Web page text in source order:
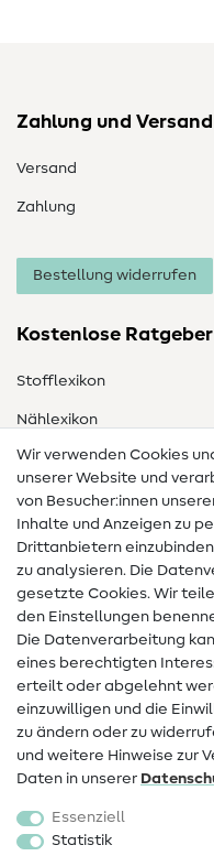
Zahlung und Versand
Versand
Zahlung
Bestellung widerrufen
Kostenlose Ratgeber
Stofflexikon
Nählexikon
Nähanleitungen
Hilfe & Kontakt
Kontakt
Infos zum
Widerrufsrecht
Beliebt
Stoffe
Sale
Wir verwenden Cookies
unserer Website und
von Besucher:innen
Inhalte und Anzeigen zu
Drittanbietern
zu analysieren. Die
gesetzte Cookies. Wir
den Einstellungen
Die Datenverarbeitung
eines berechtigten
erteilt oder abgelehnt
einzuwilligen und die
zu ändern oder zu
und weitere Hinweise zur
Daten in unserer
Essenziell
Statistik